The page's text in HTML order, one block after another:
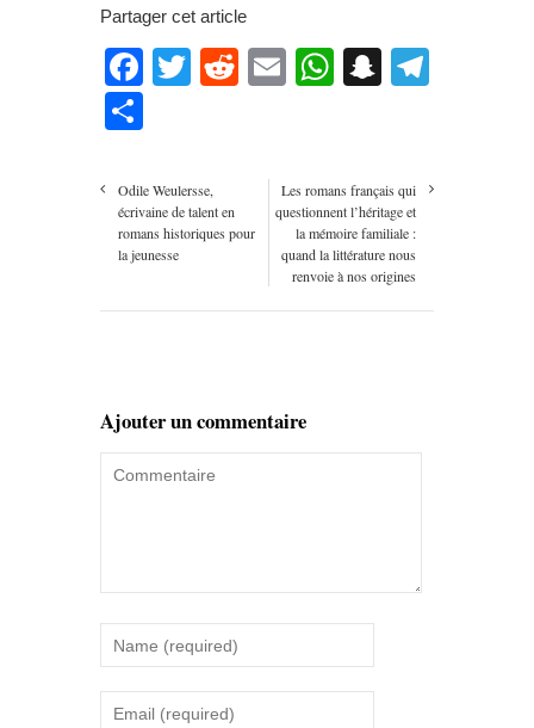
Partager cet article
Facebook
Twitter
RedditEmailWhatsApp
Odile Weulersse,
écrivaine de talent en
romans historiques pour
la jeunesse
Les romans français qui
questionnent l’héritage et
la mémoire familiale :
quand la littérature nous
renvoie à nos origines
Ajouter un commentaire